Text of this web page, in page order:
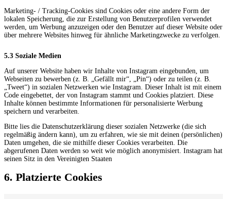
Marketing- / Tracking-Cookies sind Cookies oder eine andere Form der
lokalen Speicherung, die zur Erstellung von Benutzerprofilen verwendet
werden, um Werbung anzuzeigen oder den Benutzer auf dieser Website oder
über mehrere Websites hinweg für ähnliche Marketingzwecke zu verfolgen.
5.3 Soziale Medien
Auf unserer Website haben wir Inhalte von Instagram eingebunden, um
Webseiten zu bewerben (z. B. „Gefällt mir“, „Pin“) oder zu teilen (z. B.
„Tweet“) in sozialen Netzwerken wie Instagram. Dieser Inhalt ist mit einem
Code eingebettet, der von Instagram stammt und Cookies platziert. Diese
Inhalte können bestimmte Informationen für personalisierte Werbung
speichern und verarbeiten.
Bitte lies die Datenschutzerklärung dieser sozialen Netzwerke (die sich
regelmäßig ändern kann), um zu erfahren, wie sie mit deinen (persönlichen)
Daten umgehen, die sie mithilfe dieser Cookies verarbeiten. Die
abgerufenen Daten werden so weit wie möglich anonymisiert. Instagram hat
seinen Sitz in den Vereinigten Staaten
6. Platzierte Cookies